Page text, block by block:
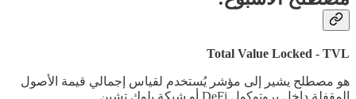
Total Value Locked - TVL
هو مصطلح يشير إلى مؤشر يُستخدم لقياس إجمالي قيمة الأصول
المقفلة داخل بروتوكول DeFi أو شبكة بلوك تشين.